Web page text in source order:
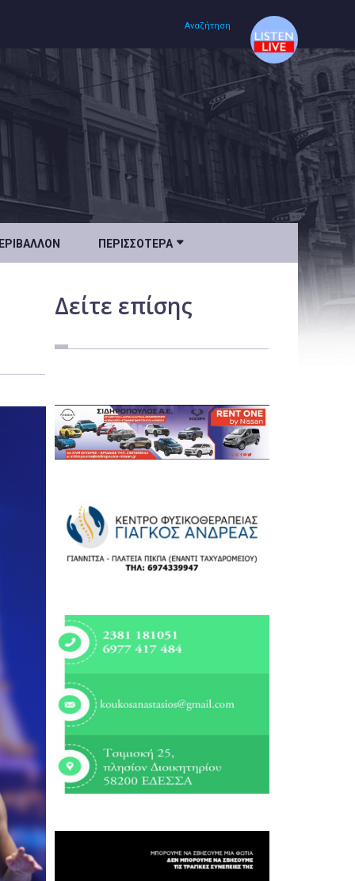
Αναζήτηση
ΠΕΡΙΣΣΌΤΕΡΑ 
Δείτε επίσης
Αρχική
Πολιτισμός
Υγεία
Ταξίδια
Επιστήμη
Περιβάλλον
Κόσμος
Τοπικά
Πολιτική
Αθλητικά